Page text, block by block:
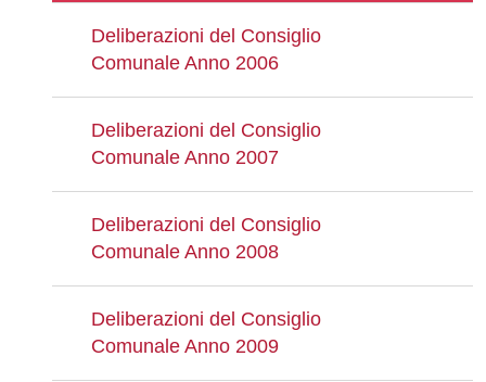
Deliberazioni del Consiglio
Comunale Anno 2006
Deliberazioni del Consiglio
Comunale Anno 2007
Deliberazioni del Consiglio
Comunale Anno 2008
Deliberazioni del Consiglio
Comunale Anno 2009